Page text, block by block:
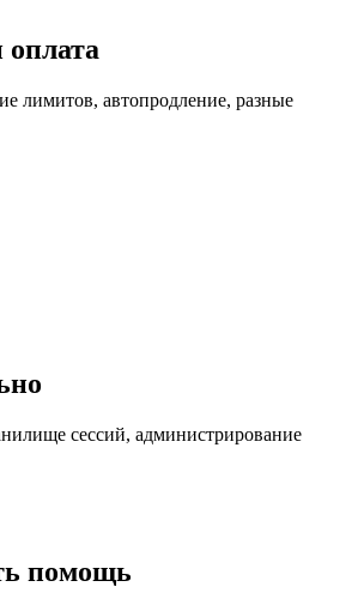
лимитов, автопродление, разные
сессий, администрирование
помощь